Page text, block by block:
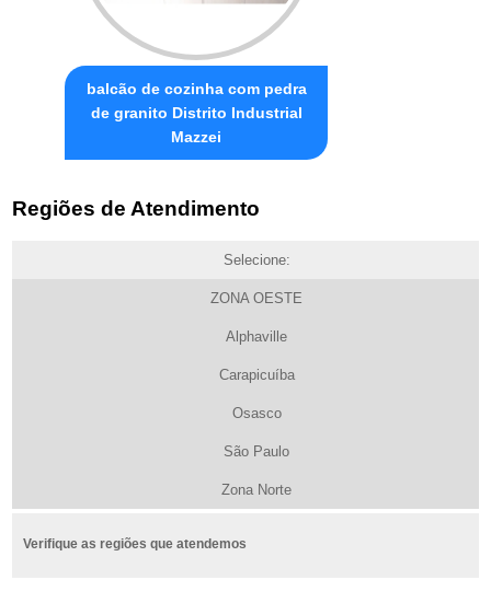
balcão de cozinha com pedra
de granito Distrito Industrial
Mazzei
Regiões de Atendimento
Selecione:
ZONA OESTE
Alphaville
Carapicuíba
Osasco
São Paulo
Zona Norte
Verifique as regiões que atendemos